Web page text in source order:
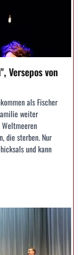
Versepos von
als Fischer
weiter
die sterben. Nur
und kann